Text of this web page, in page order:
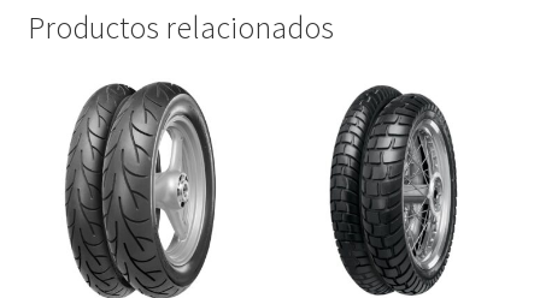
Productos relacionados